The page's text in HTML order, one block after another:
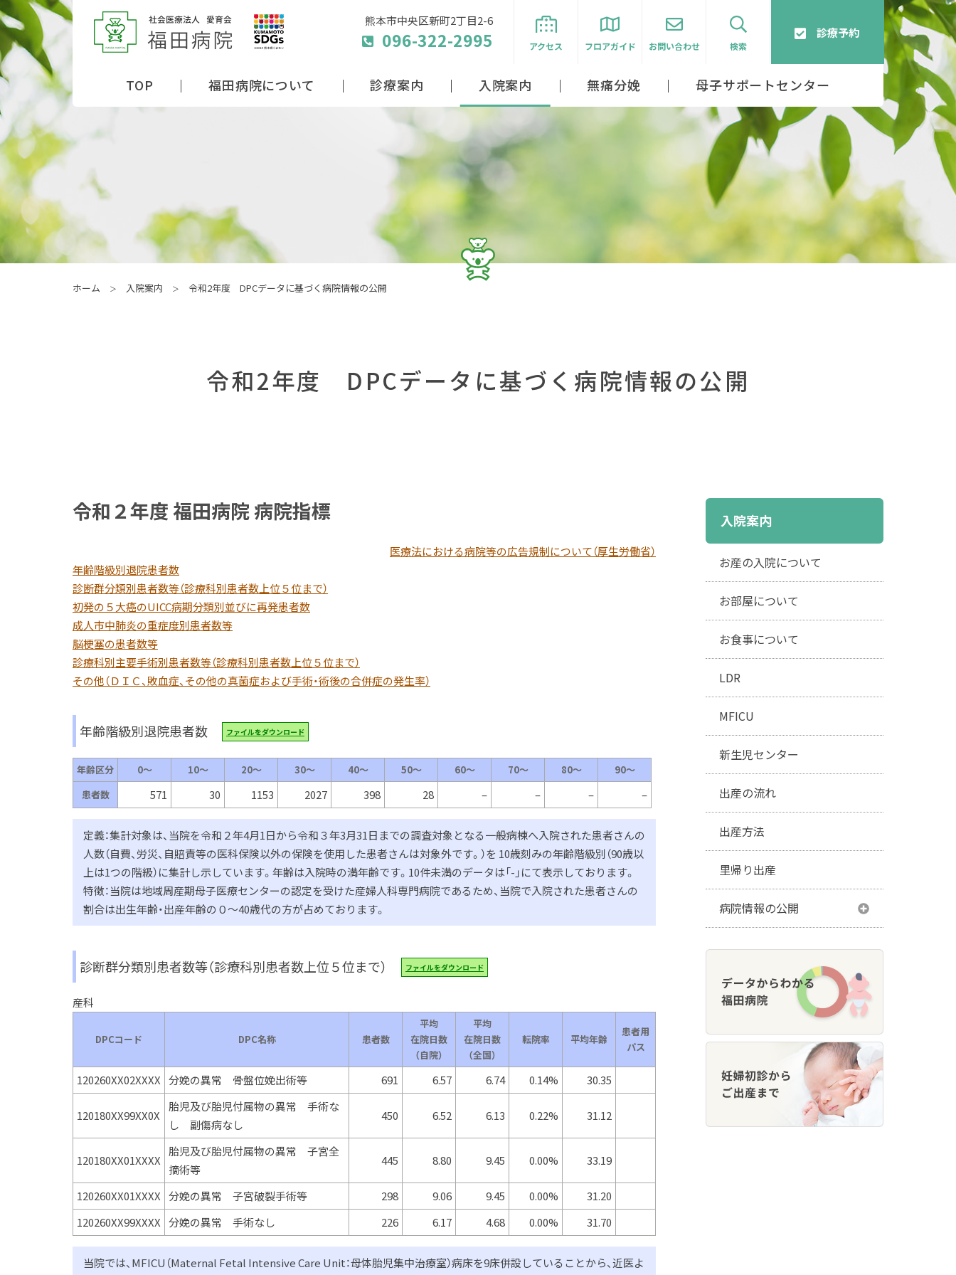
熊本市中央区新町2丁目2-6
096-322-2995 アクセス フロアガイド お問い合わせ 検索
診療予約
TOP 福田病院について 診療案内 入院案内 無痛分娩 母子サポートセンター
ホーム 入院案内 令和2年度 DPCデータに基づく病院情報の公開
令和2年度 DPCデータに基づく病院情報の公開
令和２年度 福田病院病院指標
医療法における病院等の広告規制について（厚生労働省）
年齢階級別退院患者数
診断群分類別患者数等（診療科別患者数上位５位まで）
初発の５大癌のUICC病期分類別並びに再発患者数
成人市中肺炎の重症度別患者数等
脳梗塞の患者数等
診療科別主要手術別患者数等（診療科別患者数上位５位まで）
その他（ＤＩＣ、敗血症、その他の真菌症および手術・術後の合併症の発生率）
年齢階級別退院患者数 ファイルをダウンロード
年齢区分 0～ 10～ 20～ 30～ 40～ 50～ 60～ 70～ 80～
90～
患者数
571 30 1153 2027 398 28 – – – –
定義：集計対象は、当院を令和２年4月1日から令和３年3月31日までの調査対象となる一般病棟へ入院された患者さんの
人数（自費、労災、自賠責等の医科保険以外の保険を使用した患者さんは対象外です。）を 10歳刻みの年齢階級別（90歳以
上は1つの階級）に集計し示しています。年齢は入院時の満年齢です。10件未満のデータは「-」にて表示しております。
特徴：当院は地域周産期母子医療センターの認定を受けた産婦人科専門病院であるため、当院で入院された患者さんの
割合は出生年齢・出産年齢の０～40歳代の方が占めております。
診断群分類別患者数等（診療科別患者数上位５位まで） ファイルをダウンロード
産科
DPCコード DPC名称 患者数
平均
在院日数
（自院）
平均
在院日数
（全国）
転院率 平均年齢
患者用
パス
120260XX02XXXX 分娩の異常 骨盤位娩出術等 691 6.57 6.74 0.14% 30.35
120180XX99XX0X
胎児及び胎児付属物の異常 手術な
し 副傷病なし
450 6.52 6.13 0.22% 31.12
120180XX01XXXX
胎児及び胎児付属物の異常 子宮全
摘術等
445 8.80 9.45 0.00% 33.19
120260XX01XXXX 分娩の異常 子宮破裂手術等 298 9.06 9.45 0.00%
31.20
120260XX99XXXX 分娩の異常 手術なし 226 6.17 4.68 0.00% 31.70
当院では、MFICU（Maternal Fetal Intensive Care Unit：母体胎児集中治療室）病床を9床併設していることから、近医よ
入院案内
お産の入院について
お部屋について
お食事について
LDR
MFICU
新生児センター
出産の流れ
出産方法
里帰り出産
病院情報の公開
令和6年度
令和5年度
令和2年度